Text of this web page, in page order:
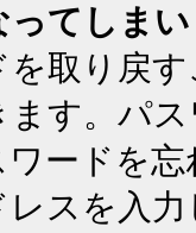
てしま
取り戻
す。パ
ードを
スを入